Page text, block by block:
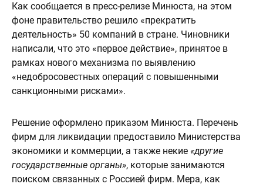
Как сообщается в пресс-релизе Минюста, на этом
фоне правительство решило «прекратить
деятельность» 50 компаний в стране. Чиновники
написали, что это «первое действие», принятое в
рамках нового механизма по выявлению
«недобросовестных операций с повышенными
санкционными рисками».
Решение оформлено приказом Минюста. Перечень
фирм для ликвидации предоставило Министерства
экономики и коммерции, а также некие «другие
государственные органы», которые занимаются
поиском связанных с Россией фирм. Мера, как